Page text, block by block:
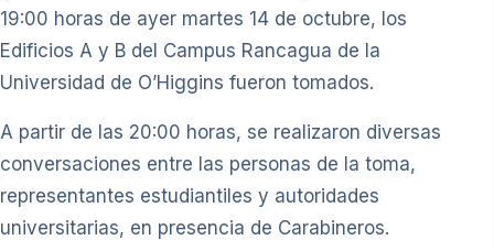
19:00 horas de ayer martes 14 de octubre, los
Edificios A y B del Campus Rancagua de la
Universidad de O’Higgins fueron tomados.
A partir de las 20:00 horas, se realizaron diversas
conversaciones entre las personas de la toma,
representantes estudiantiles y autoridades
universitarias, en presencia de Carabineros.